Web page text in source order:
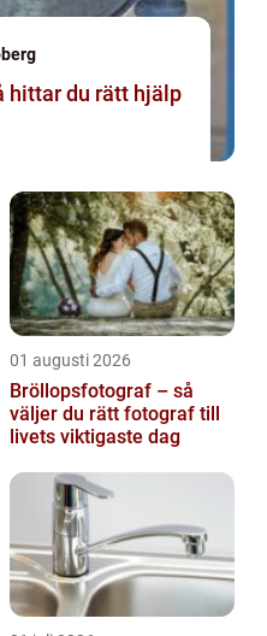
01 augusti 2026
Bröllopsfotograf – så
väljer du rätt fotograf till
livets viktigaste dag